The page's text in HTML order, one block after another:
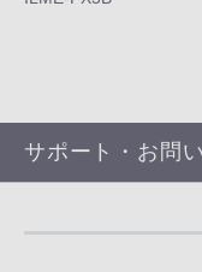
サポート・お問